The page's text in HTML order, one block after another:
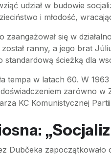
udział w budowie
i młodość,
zaangażował się w
ranny, a jego brat
standardową ścieżką dla
tempa w latach 60. W
doświadczeniem zarówno
KC Komunistycznej
Dubčeka zapoczątkowało